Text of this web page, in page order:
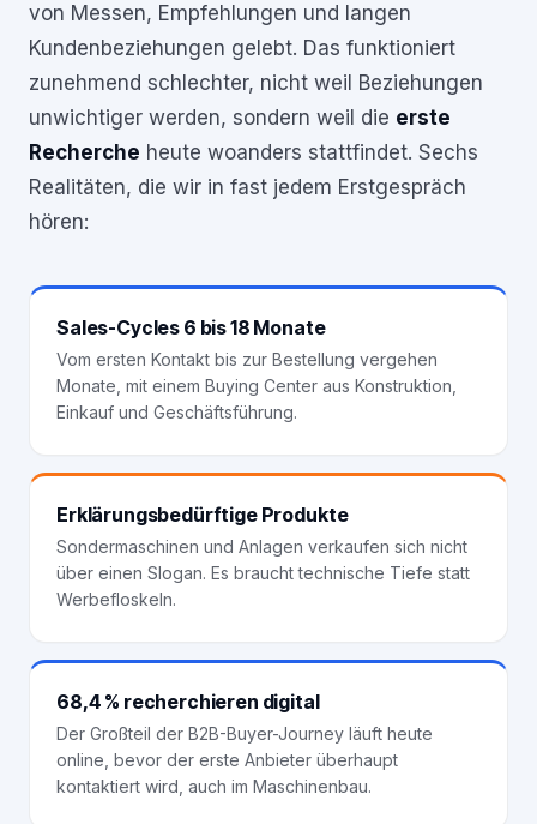
von Messen, Empfehlungen und langen
Kundenbeziehungen gelebt. Das funktioniert
zunehmend schlechter, nicht weil Beziehungen
unwichtiger werden, sondern weil die erste
Recherche heute woanders stattfindet. Sechs
Realitäten, die wir in fast jedem Erstgespräch
hören:
Sales-Cycles 6 bis 18 Monate
Vom ersten Kontakt bis zur Bestellung vergehen
Monate, mit einem Buying Center aus Konstruktion,
Einkauf und Geschäftsführung.
Erklärungsbedürftige Produkte
Sondermaschinen und Anlagen verkaufen sich nicht
über einen Slogan. Es braucht technische Tiefe statt
Werbefloskeln.
68,4 % recherchieren digital
Der Großteil der B2B-Buyer-Journey läuft heute
online, bevor der erste Anbieter überhaupt
kontaktiert wird, auch im Maschinenbau.